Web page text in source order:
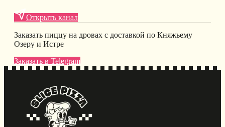
Открыть канал
Заказать пиццу на дровах с доставкой по Княжьему
Озеру и Истре
Заказать в Telegram